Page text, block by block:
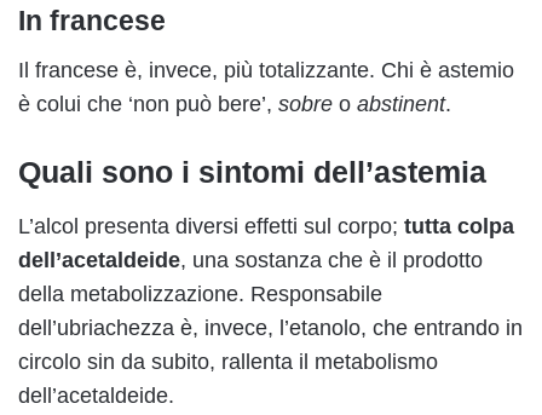
In francese
Il francese è, invece, più totalizzante. Chi è astemio
è colui che ‘non può bere’, sobre o abstinent.
Quali sono i sintomi dell’astemia
L’alcol presenta diversi effetti sul corpo; tutta colpa
dell’acetaldeide, una sostanza che è il prodotto
della metabolizzazione. Responsabile
dell’ubriachezza è, invece, l’etanolo, che entrando in
circolo sin da subito, rallenta il metabolismo
dell’acetaldeide.